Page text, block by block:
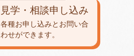
見学・相談申し込み
各種お申し込みとお問い合
わせができます。